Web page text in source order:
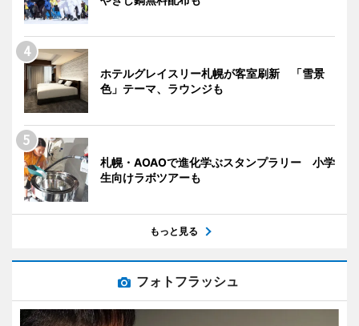
ホテルグレイスリー札幌が客室刷新 「雪景
色」テーマ、ラウンジも
札幌・AOAOで進化学ぶスタンプラリー 小学
生向けラボツアーも
もっと見る
フォトフラッシュ